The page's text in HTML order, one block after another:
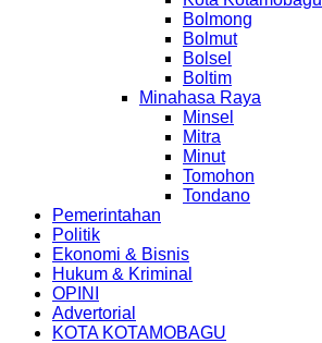
Bolmong
Bolmut
Bolsel
Boltim
Minahasa Raya
Minsel
Mitra
Minut
Tomohon
Tondano
Pemerintahan
Politik
Ekonomi & Bisnis
Hukum & Kriminal
OPINI
Advertorial
KOTA KOTAMOBAGU